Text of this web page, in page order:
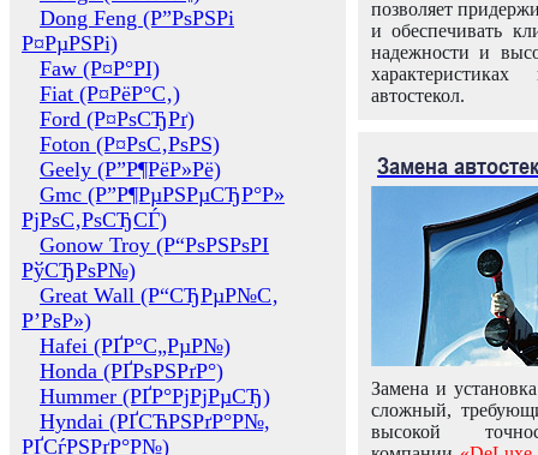
Dong Feng (Р”РѕРЅРі
Р¤РµРЅРі)
Faw (Р¤Р°РІ)
Fiat (Р¤РёР°С‚)
Ford (Р¤РѕСЂРґ)
Foton (Р¤РѕС‚РѕРЅ)
Geely (Р”Р¶РёР»Рё)
Gmc (Р”Р¶РµРЅРµСЂР°Р»
РјРѕС‚РѕСЂСЃ)
Gonow Troy (Р“РѕРЅРѕРІ
РўСЂРѕР№)
Great Wall (Р“СЂРµР№С‚
Р’РѕР»)
Hafei (РҐР°С„РµР№)
Honda (РҐРѕРЅРґР°)
Hummer (РҐР°РјРјРµСЂ)
Hyndai (РҐСЋРЅРґР°Р№,
РҐСѓРЅРґР°Р№)
позволяет
и обеспечивать
надежности и
автостекол.
Замена
Замена и
сложный,
высокой